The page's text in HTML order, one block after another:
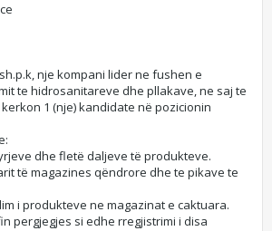
nje kompani lider ne fushen e
te hidrosanitareve dhe pllakave, ne saj te
1 (nje) kandidate në pozicionin
dhe fletë daljeve të produkteve.
të magazines qëndrore dhe te pikave te
i produkteve ne magazinat e caktuara.
pergjegjes si edhe rregjistrimi i disa